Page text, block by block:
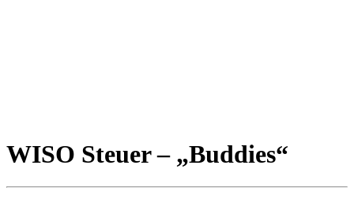
WISO Steuer – „Buddies“